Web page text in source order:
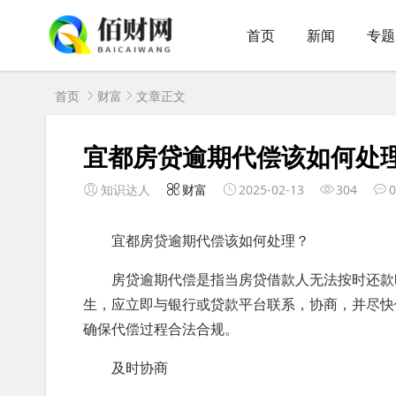
首页 新闻 专题
首页 财富 文章正文
宜都房贷逾期代偿该如何处
知识达人 财富 2025-02-13 304 0
宜都房贷逾期代偿该如何处理？
房贷逾期代偿是指当房贷借款人无法按时还
生，应立即与银行或贷款平台联系，协商，并尽
确保代偿过程合法合规。
及时协商